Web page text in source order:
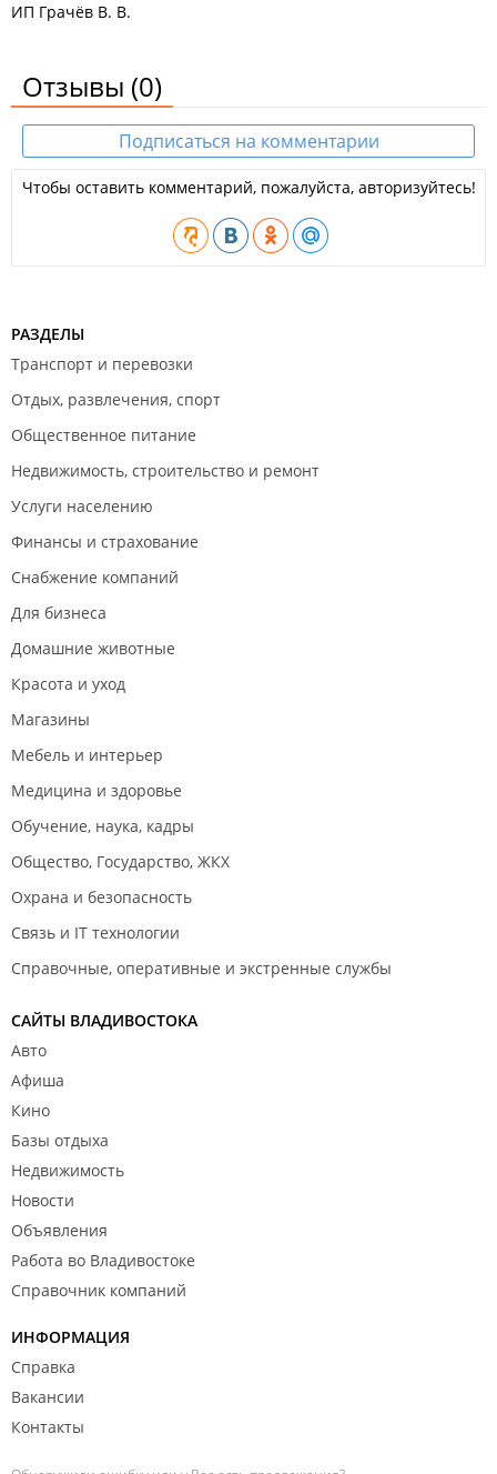
ИП Грачёв В. В.
Отзывы (0)
Подписаться на комментарии
Чтобы оставить комментарий, пожалуйста, авторизуйтесь!
РАЗДЕЛЫ
Транспорт и перевозки
Отдых, развлечения, спорт
Общественное питание
Недвижимость, строительство и ремонт
Услуги населению
Финансы и страхование
Снабжение компаний
Для бизнеса
Домашние животные
Красота и уход
Магазины
Мебель и интерьер
Медицина и здоровье
Обучение, наука, кадры
Общество, Государство, ЖКХ
Охрана и безопасность
Связь и IT технологии
Справочные, оперативные и экстренные службы
САЙТЫ ВЛАДИВОСТОКА
Авто
Афиша
Кино
Базы отдыха
Недвижимость
Новости
Объявления
Работа во Владивостоке
Справочник компаний
ИНФОРМАЦИЯ
Справка
Вакансии
Контакты